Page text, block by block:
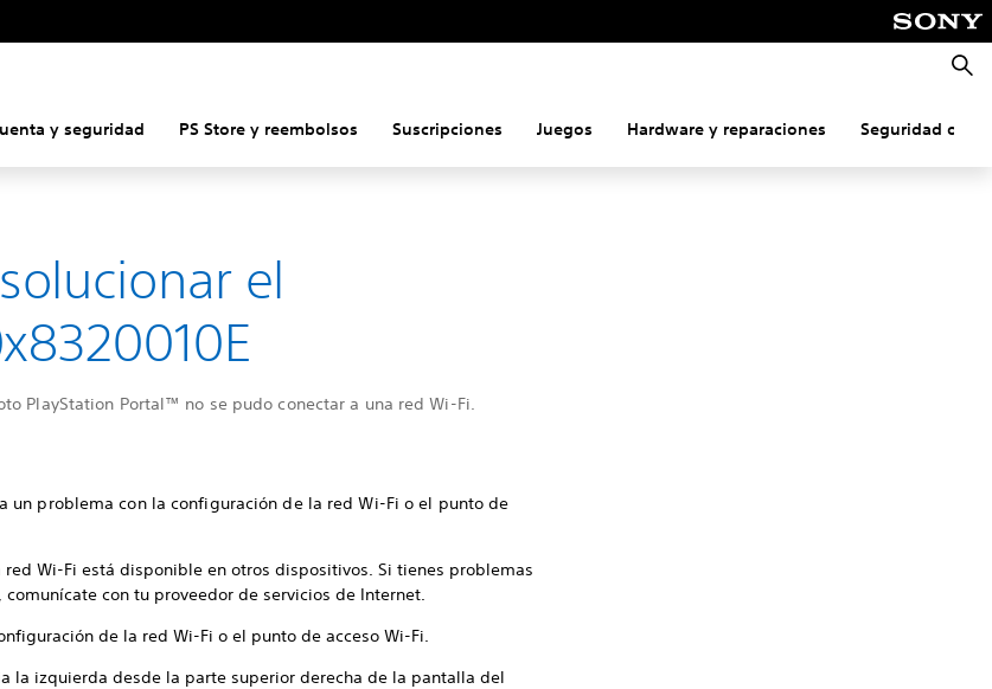
y seguridad PS Store y reembolsos Suscripciones Juegos Hardware y reparaciones Seguridad
el
PlayStation Portal™ no se pudo conectar a una red Wi-Fi.
un problema con la configuración de la red Wi-Fi o el punto de
red Wi-Fi está disponible en otros dispositivos. Si tienes problemas
comunícate con tu proveedor de servicios de Internet.
de la red Wi-Fi o el punto de acceso Wi-Fi.
la izquierda desde la parte superior derecha de la pantalla del